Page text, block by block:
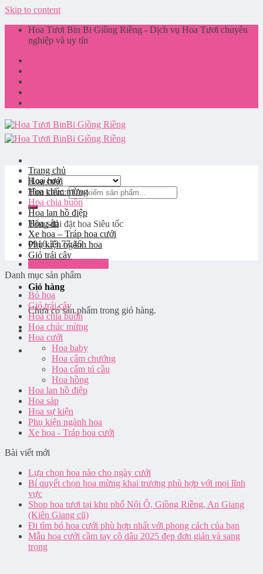
Skip to content
Hoa Tươi Bin Bi Giồng Riềng - Dịch vụ Hoa Tươi chuyên
nghiệp và uy tín
Tìm kiếm:
Tổng đài đặt hoa Siêu tốc
0916.33.77.45
Giỏ hàng
Chưa có sản phẩm trong giỏ hàng.
Trang chủ
Hoa cưới
Hoa chúc mừng
Hoa chia buồn
Hoa lan hồ điệp
Hoa sáp
Xe hoa – Tráp hoa cưới
Phụ kiện ngành hoa
Giỏ trái cây
Danh mục sản phẩm
Bó hoa
Giỏ trái cây
Hoa chia buồn
Hoa chúc mừng
Hoa cưới
Hoa baby
Hoa cẩm chướng
Hoa cẩm tú cầu
Hoa hồng
Hoa lan hồ điệp
Hoa sáp
Hoa sự kiện
Phụ kiện ngành hoa
Xe hoa - Tráp hoa cưới
Bài viết mới
Lựa chọn hoa nào cho ngày cưới
Bí quyết chọn hoa mừng khai trương phù hợp với mọi lĩnh
vực
Shop hoa tươi tại khu phố Nội Ô, Giồng Riềng, An Giang
(Kiên Giang cũ)
Đi tìm bó hoa cưới phù hợp nhất với phong cách của bạn
Mẫu hoa cưới cầm tay cô dâu 2025 đẹp đơn giản và sang
trọng